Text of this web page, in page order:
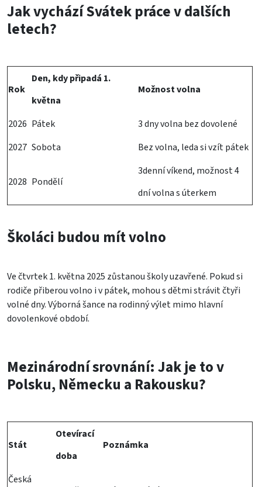
Jak vychází Svátek práce v dalších
letech?
Rok
Den, kdy připadá 1.
května
Možnost volna
2026 Pátek
3 dny volna bez dovolené
2027 Sobota Bez volna, leda si vzít pátek
2028 Pondělí
3denní víkend, možnost 4
dní volna s úterkem
Školáci budou mít volno
Ve čtvrtek 1. května 2025 zůstanou školy uzavřené. Pokud si
rodiče přiberou volno i v pátek, mohou s dětmi strávit čtyři
volné dny. Výborná šance na rodinný výlet mimo hlavní
dovolenkové období.
Mezinárodní srovnání: Jak je to v
Polsku, Německu a Rakousku?
Stát
Otevírací
doba
Poznámka
Česká